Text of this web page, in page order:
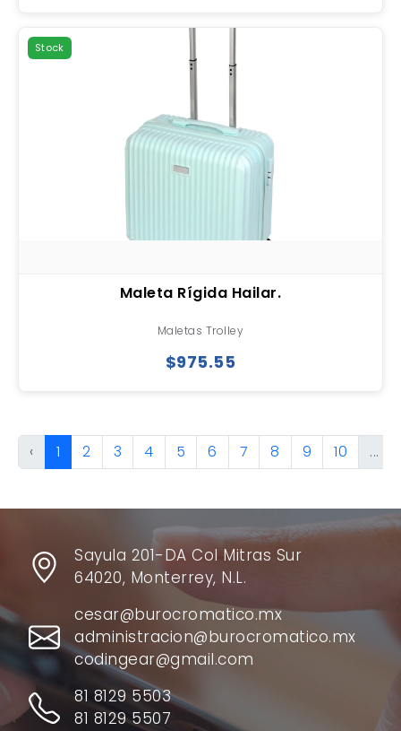
Stock
Maleta Rígida Hailar.
Maletas Trolley
$975.55
‹ 1 2 3 4 5 6 7 8 9 10 ...
Sayula 201-DA Col Mitras Sur
64020, Monterrey, N.L.
cesar@burocromatico.mx
administracion@burocromatico.mx
codingear@gmail.com
81 8129 5503
81 8129 5507